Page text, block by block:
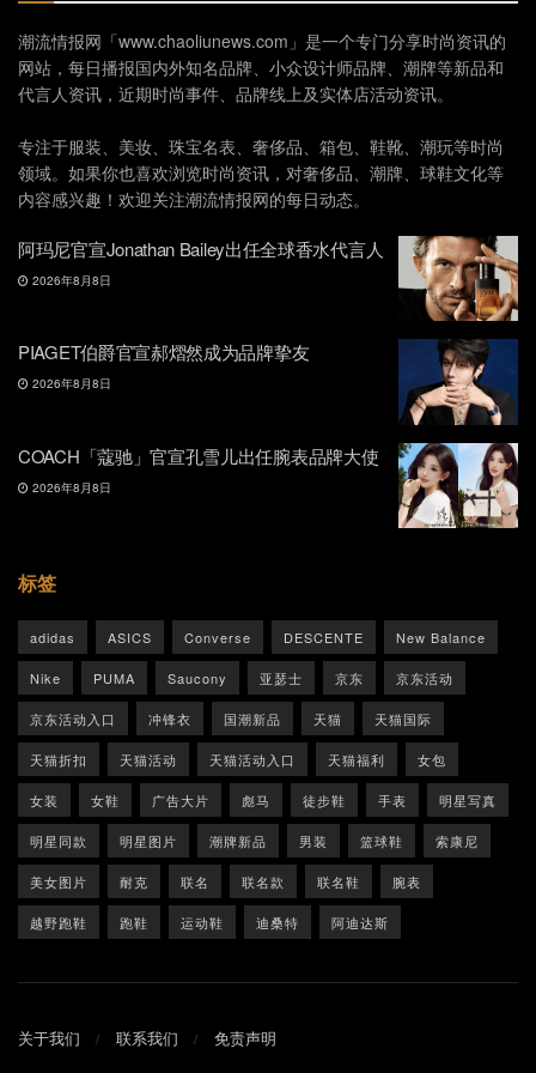
潮流情报网「www.chaoliunews.com」是一个专门分享时尚资讯的
网站，每日播报国内外知名品牌、小众设计师品牌、潮牌等新品和
代言人资讯，近期时尚事件、品牌线上及实体店活动资讯。
专注于服装、美妆、珠宝名表、奢侈品、箱包、鞋靴、潮玩等时尚
领域。如果你也喜欢浏览时尚资讯，对奢侈品、潮牌、球鞋文化等
内容感兴趣！欢迎关注潮流情报网的每日动态。
阿玛尼官宣Jonathan Bailey出任全球香水代言人
2026年8月8日
PIAGET伯爵官宣郝熠然成为品牌挚友
2026年8月8日
COACH「蔻驰」官宣孔雪儿出任腕表品牌大使
2026年8月8日
标签
adidas ASICS Converse DESCENTE New Balance
Nike PUMA Saucony 亚瑟士 京东 京东活动
京东活动入口 冲锋衣 国潮新品 天猫 天猫国际
天猫折扣 天猫活动 天猫活动入口 天猫福利 女包
女装 女鞋 广告大片 彪马 徒步鞋 手表 明星写真
明星同款 明星图片 潮牌新品 男装 篮球鞋 索康尼
美女图片 耐克 联名 联名款 联名鞋 腕表
越野跑鞋 跑鞋 运动鞋 迪桑特 阿迪达斯
关于我们 联系我们 免责声明